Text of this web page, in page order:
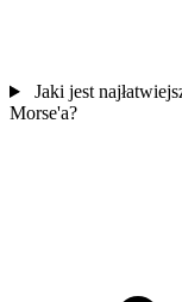
Jaki jest
Morse'a?